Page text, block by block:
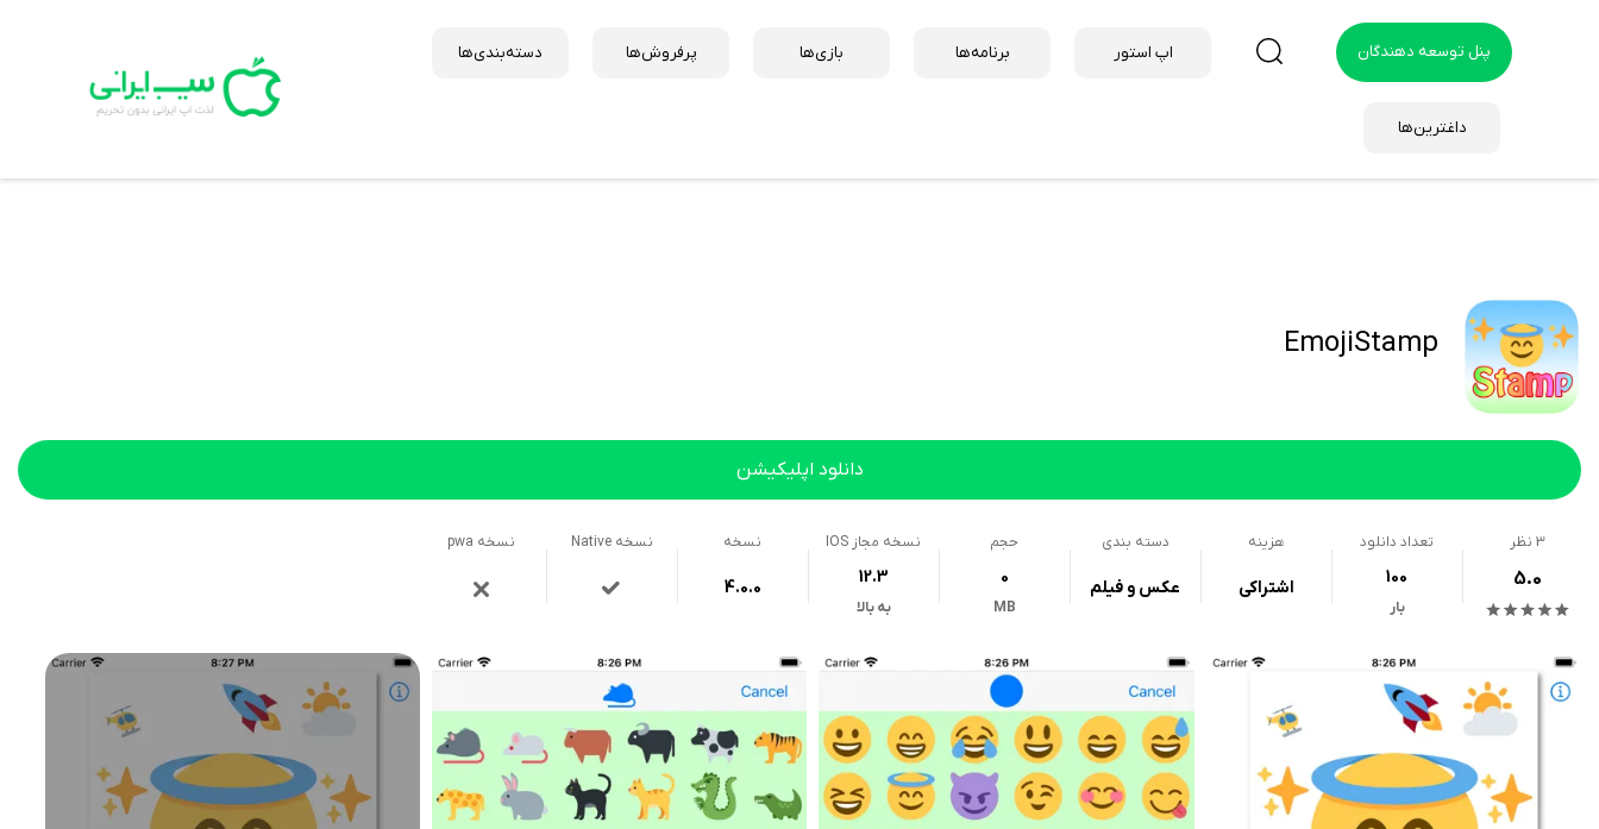
پنل توسعه دهندگان اپ استور برنامه‌ها بازی‌ها پرفروش‌ها دسته‌بندی‌ها
داغترین‌ها
EmojiStamp
دانلود اپلیکیشن
3 نظر
5.0
تعداد دانلود
100
بار
هزینه
اشتراکی
دسته بندی
عکس و فیلم
حجم
0
MB
نسخه مجاز IOS
12.3
به بالا
نسخه
4.0.0
نسخه Native نسخه pwa